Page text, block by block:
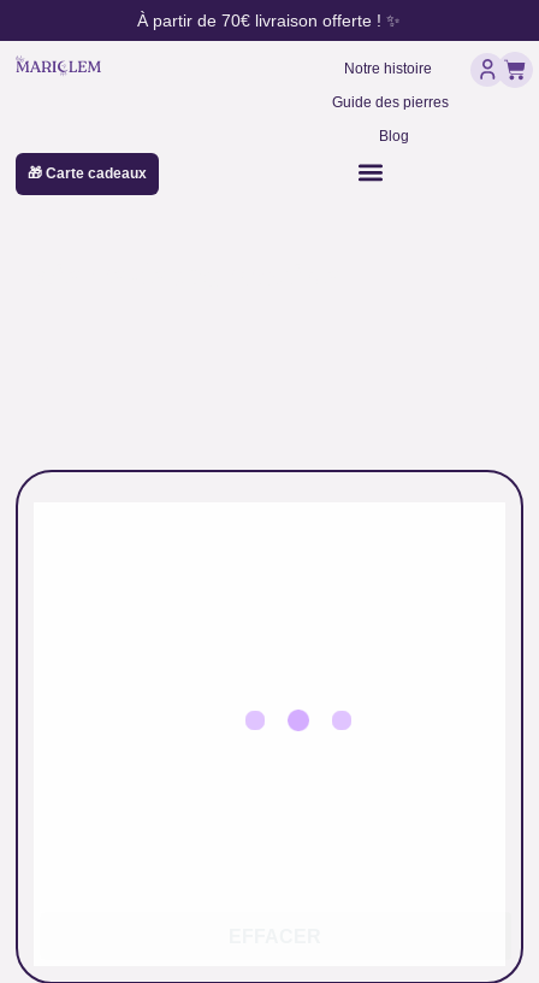
au
contenu
À partir de 70€ livraison offerte ! ✨
Notre histoire
Guide des pierres
Blog
🎁 Carte cadeaux